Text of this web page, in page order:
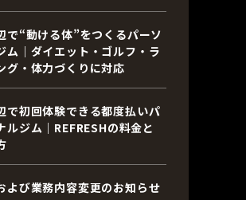
で“動ける体”をつくるパーソ
ム｜ダイエット・ゴルフ・ラ
グ・体力づくりに対応
で初回体験できる都度払いパ
ルジム｜REFRESHの料金と
よび業務内容変更のお知らせ